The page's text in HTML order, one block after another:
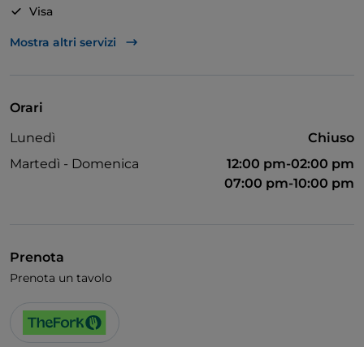
genuini e preparati con materie prime di qualità.
Visa
Animali ammessi
Mostra altri servizi
Orari
Lunedì
Chiuso
Martedì - Domenica
12:00 pm-02:00 pm
07:00 pm-10:00 pm
Prenota
Prenota un tavolo